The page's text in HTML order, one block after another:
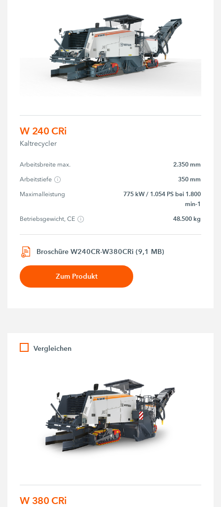
W 240 CRi
Kaltrecycler
Arbeitsbreite max. 2.350 mm
Arbeitstiefe 350 mm
Maximalleistung
775 kW / 1.054 PS bei 1.800
min-1
Betriebsgewicht, CE 48.500 kg
Broschüre W240CR-W380CRi (9,1 MB)
Zum Produkt
Vergleichen
W 380 CRi